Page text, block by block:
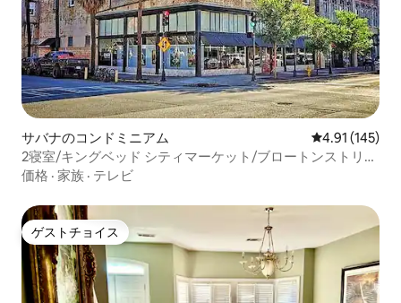
サバナのコンドミニアム レビュー145
4.91 (145)
2寝室/キングベッド シティマーケット/ブロートンストリー
ト/プラントリバーズ
価格 · 家族 · テレビ
ゲストチョイス
ゲストチョイス